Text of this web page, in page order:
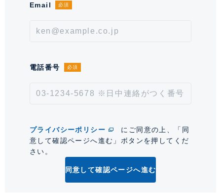
円)。【年次型】初回保証料:契約時月額賃料等の50%、
次回更新予定日
*「交通/駅徒歩」とは、当該物件の最寄駅(路線)、バス停、およびそこまでの徒歩所要
時間を表示します。
Email 必須
電話番号 必須
プライバシーポリシー
にご同意の上、「同
意して確認ページへ進む」ボタンを押してくだ
さい。
同意して確認ページへ進む